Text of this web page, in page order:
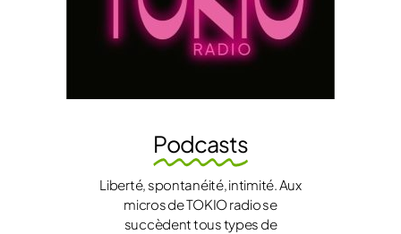
Podcasts
Liberté, spontanéité, intimité. Aux
micros de TOKIO radio se
succèdent tous types de